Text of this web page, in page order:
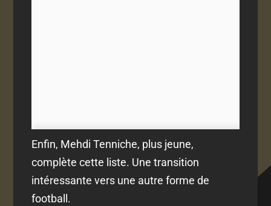
Enfin, Mehdi Tenniche, plus jeune,
complète cette liste. Une transition
intéressante vers une autre forme de
football.